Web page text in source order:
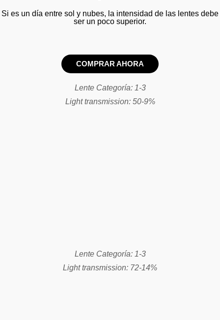
Si es un día entre sol y nubes, la intensidad de las lentes debe
ser un poco superior.
COMPRAR AHORA
Lente Categoría: 1-3
Light transmission: 50-9%